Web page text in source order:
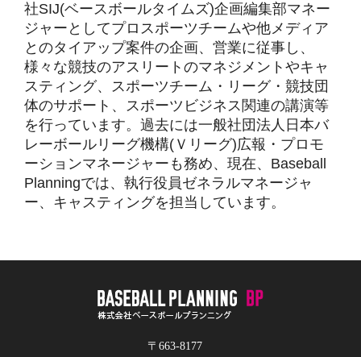
社SIJ(ベースボールタイムズ)企画編集部マネー
ジャーとしてプロスポーツチームや他メディア
とのタイアップ案件の企画、営業に従事し、
様々な競技のアスリートのマネジメントやキャ
スティング、スポーツチーム・リーグ・競技団
体のサポート、スポーツビジネス関連の講演等
を行っています。過去には一般社団法人日本バ
レーボールリーグ機構(Ｖリーグ)広報・プロモ
ーションマネージャーも務め、現在、Baseball
Planningでは、執行役員ゼネラルマネージャ
ー、キャスティングを担当しています。
〒663-8177